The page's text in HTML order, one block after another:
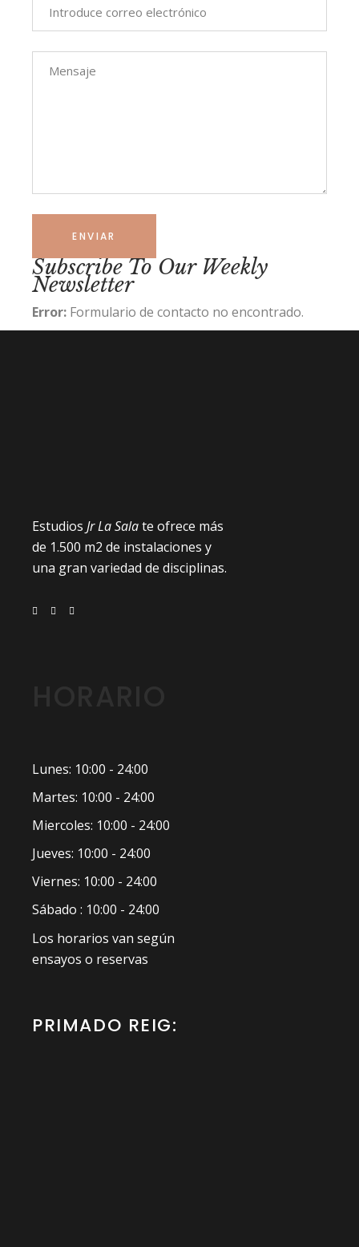
ENVIAR
Subscribe To Our Weekly
Newsletter
Error: Formulario de contacto no encontrado.
EstudiosJr La Salate ofrece más
de 1.500 m2 de instalaciones y
una gran variedad de disciplinas.
Lunes: 10:00 - 24:00
Martes: 10:00 - 24:00
Miercoles: 10:00 - 24:00
Jueves: 10:00 - 24:00
Viernes: 10:00 - 24:00
Sábado : 10:00 - 24:00
Los horarios van según
ensayos o reservas
PRIMADO REIG: